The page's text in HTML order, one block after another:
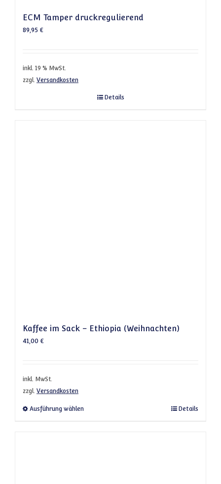
ECM Tamper druckregulierend
89,95 €
inkl. 19 % MwSt.
zzgl. Versandkosten
Details
Kaffee im Sack – Ethiopia (Weihnachten)
41,00 €
inkl. MwSt.
zzgl. Versandkosten
Ausführung wählen Dieses Produkt weist mehrere Varianten
Details